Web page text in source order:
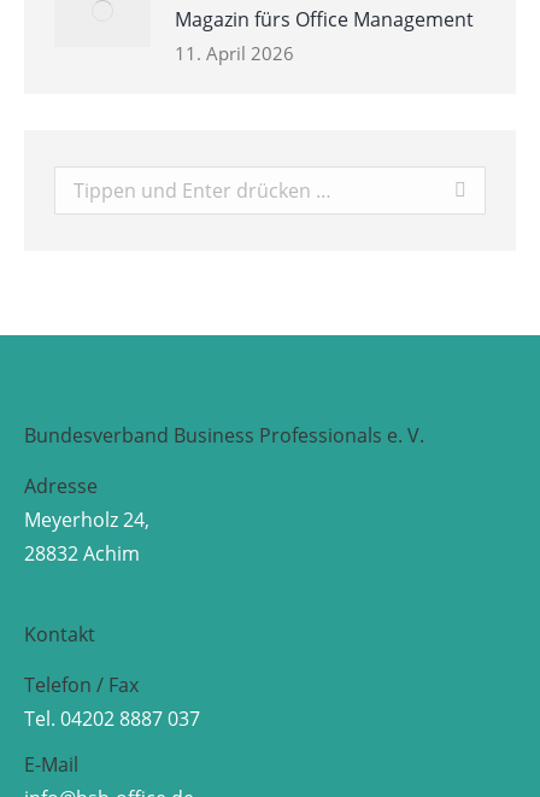
Magazin fürs Office Management
11. April 2026
Search:
Bundesverband Business Professionals e. V.
Adresse
Meyerholz 24,
28832 Achim
Kontakt
Telefon / Fax
Tel. 04202 8887 037
E-Mail